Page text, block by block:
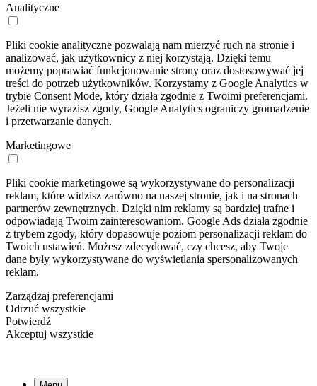
Analityczne
Pliki cookie analityczne pozwalają nam mierzyć ruch na stronie i
analizować, jak użytkownicy z niej korzystają. Dzięki temu
możemy poprawiać funkcjonowanie strony oraz dostosowywać jej
treści do potrzeb użytkowników. Korzystamy z Google Analytics w
trybie Consent Mode, który działa zgodnie z Twoimi preferencjami.
Jeżeli nie wyrazisz zgody, Google Analytics ograniczy gromadzenie
i przetwarzanie danych.
Marketingowe
Pliki cookie marketingowe są wykorzystywane do personalizacji
reklam, które widzisz zarówno na naszej stronie, jak i na stronach
partnerów zewnętrznych. Dzięki nim reklamy są bardziej trafne i
odpowiadają Twoim zainteresowaniom. Google Ads działa zgodnie
z trybem zgody, który dopasowuje poziom personalizacji reklam do
Twoich ustawień. Możesz zdecydować, czy chcesz, aby Twoje
dane były wykorzystywane do wyświetlania spersonalizowanych
reklam.
Zarządzaj preferencjami
Odrzuć wszystkie
Potwierdź
Akceptuj wszystkie